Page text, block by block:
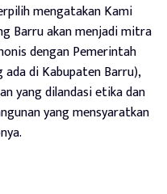
mengatakan Kami
Barru akan menjadi mitra
dengan Pemerintah
ada di Kabupaten Barru),
yang dilandasi etika dan
yang mensyaratkan